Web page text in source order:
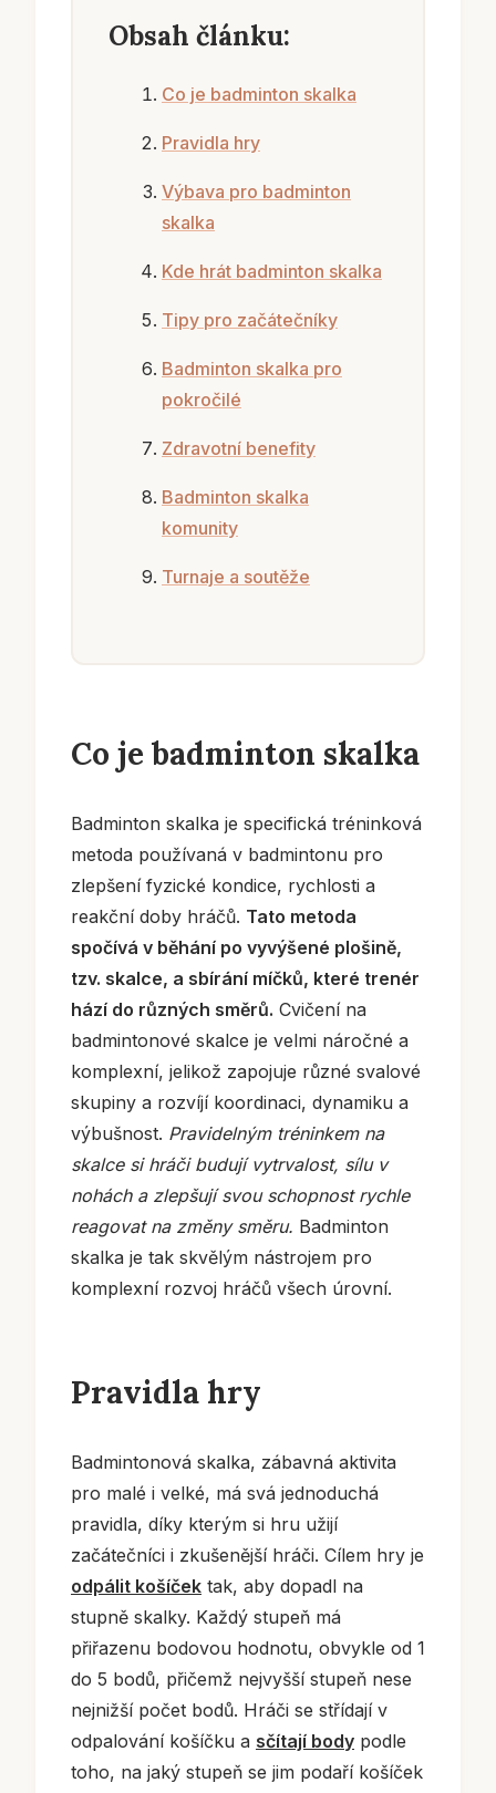
Obsah článku:
Co je badminton skalka
Pravidla hry
Výbava pro badminton
skalka
Kde hrát badminton skalka
Tipy pro začátečníky
Badminton skalka pro
pokročilé
Zdravotní benefity
Badminton skalka
komunity
Turnaje a soutěže
Co je badminton skalka
Badminton skalka je specifická tréninková
metoda používaná v badmintonu pro
zlepšení fyzické kondice, rychlosti a
reakční doby hráčů. Tato metoda
spočívá v běhání po vyvýšené plošině,
tzv. skalce, a sbírání míčků, které trenér
hází do různých směrů. Cvičení na
badmintonové skalce je velmi náročné a
komplexní, jelikož zapojuje různé svalové
skupiny a rozvíjí koordinaci, dynamiku a
výbušnost. Pravidelným tréninkem na
skalce si hráči budují vytrvalost, sílu v
nohách a zlepšují svou schopnost rychle
reagovat na změny směru. Badminton
skalka je tak skvělým nástrojem pro
komplexní rozvoj hráčů všech úrovní.
Pravidla hry
Badmintonová skalka, zábavná aktivita
pro malé i velké, má svá jednoduchá
pravidla, díky kterým si hru užijí
začátečníci i zkušenější hráči. Cílem hry je
odpálit košíček tak, aby dopadl na
stupně skalky. Každý stupeň má
přiřazenu bodovou hodnotu, obvykle od 1
do 5 bodů, přičemž nejvyšší stupeň nese
nejnižší počet bodů. Hráči se střídají v
odpalování košíčku a sčítají body podle
toho, na jaký stupeň se jim podaří košíček